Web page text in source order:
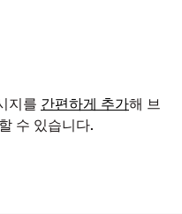
지를 간편하게 추가해 브
수 있습니다.